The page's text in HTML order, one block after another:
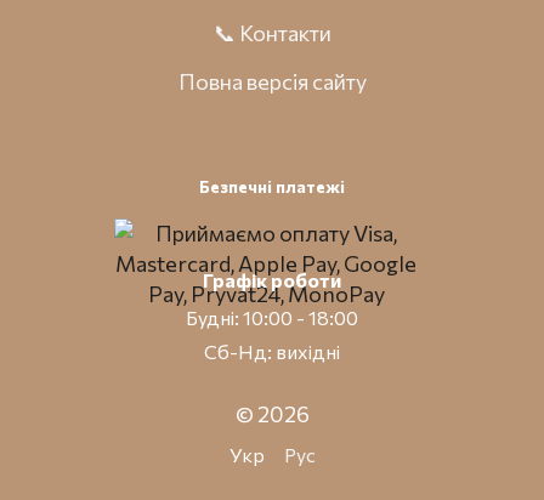
📞 Контакти
Повна версія сайту
Безпечні платежі
Графік роботи
Будні: 10:00 - 18:00
Сб-Нд: вихідні
© 2026
Укр Рус